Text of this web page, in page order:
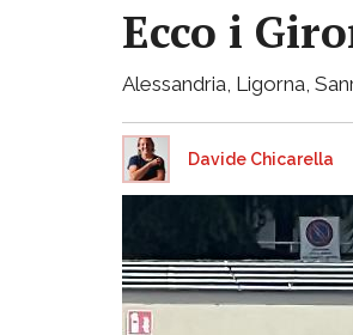
Ecco i
Alessandria, Ligorna,
Davide Chicarella